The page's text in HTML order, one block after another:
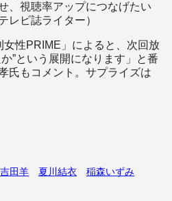
、視聴率アップにつなげたい
レビ誌ライター）
性PRIME」によると、次回放
”という展開になります」と番
氏もコメント。サプライズは
吉田羊 夏川結衣
稲森いずみ